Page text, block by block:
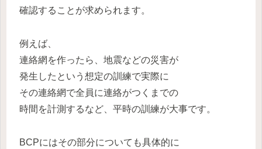
確認することが求められます。
例えば、
連絡網を作ったら、地震などの災害が
発生したという想定の訓練で実際に
その連絡網で全員に連絡がつくまでの
時間を計測するなど、平時の訓練が大事です。
BCPにはその部分についても具体的に